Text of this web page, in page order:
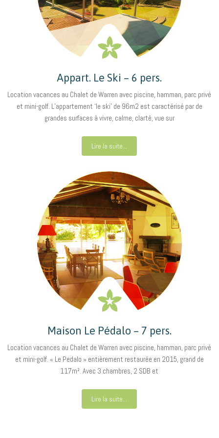
Appart. Le Ski – 6 pers.
Location vacances au Chalet de Warren avec piscine, hamman, parc privé
et mini-golf. L’appartement ‘le ski’ de 96m2 est caractérisé par de
grandes surfaces à vivre, calme, clarté, vue sur
Lire la suite...
Maison Le Pédalo – 7 pers.
Location vacances au Chalet de Warren avec piscine, hamman, parc privé
et mini-golf. « Le Pedalo » entièrement restaurée en 2015, grand de
117m². Avec 3 chambres, 2 SDB et
Lire la suite...